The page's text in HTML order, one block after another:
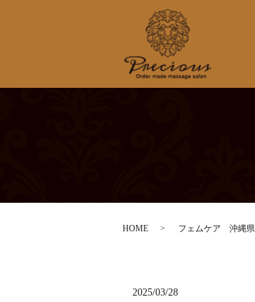
HOME フェムケア 沖縄県
2025/03/28